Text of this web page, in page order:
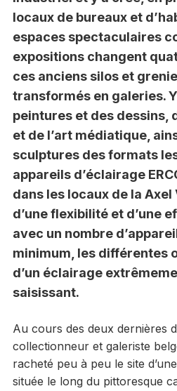
locaux de bureaux et
espaces spectaculaires
expositions changent
ces anciens silos et
transformés en galeries.
peintures et des dessins,
et de l’art médiatique,
sculptures des formats
appareils d’éclairage
dans les locaux de la
d’une flexibilité et d’une
avec un nombre
minimum, les différentes
d’un éclairage
saisissant.
Au cours des deux dernières
collectionneur et galeriste
racheté peu à peu le site
située le long du pittoresque